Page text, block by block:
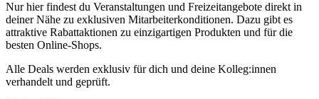
Nur hier findest du Veranstaltungen und Freizeitangebote direkt in
deiner Nähe zu exklusiven Mitarbeiterkonditionen. Dazu gibt es
attraktive Rabattaktionen zu einzigartigen Produkten und für die
besten Online-Shops.
Alle Deals werden exklusiv für dich und deine Kolleg:innen
verhandelt und geprüft.